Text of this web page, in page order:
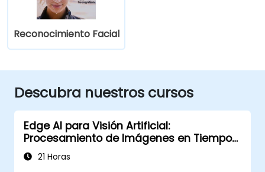
Reconocimiento Facial
Descubra nuestros cursos
Edge AI para Visión Artificial:
Procesamiento de Imágenes en Tiempo
Real21 Horas